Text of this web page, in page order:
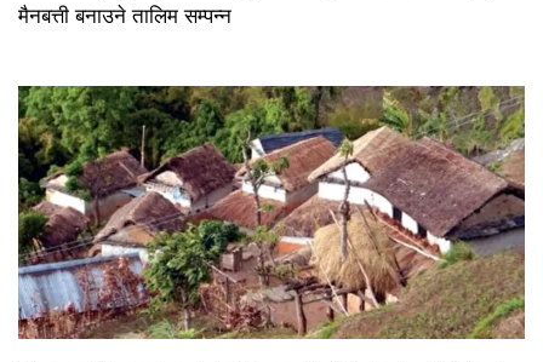
मैनबत्ती बनाउने तालिम सम्पन्न